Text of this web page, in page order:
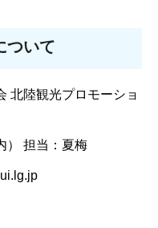
ついて
北陸観光プロモーショ
） 担当：夏梅